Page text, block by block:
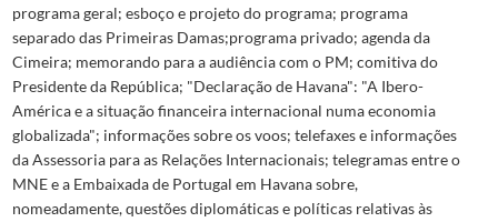
programa geral; esboço e projeto do programa; programa
separado das Primeiras Damas;programa privado; agenda da
Cimeira; memorando para a audiência com o PM; comitiva do
Presidente da República; "Declaração de Havana": "A Ibero-
América e a situação financeira internacional numa economia
globalizada"; informações sobre os voos; telefaxes e informações
da Assessoria para as Relações Internacionais; telegramas entre o
MNE e a Embaixada de Portugal em Havana sobre,
nomeadamente, questões diplomáticas e políticas relativas às